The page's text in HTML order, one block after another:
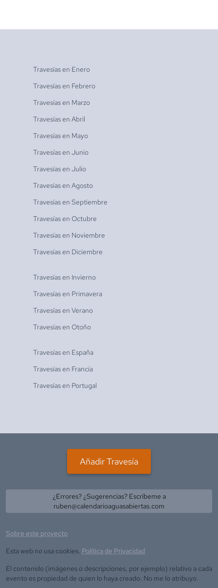
Travesías en Enero
Travesías en Febrero
Travesías en Marzo
Travesías en Abril
Travesías en Mayo
Travesías en Junio
Travesías en Julio
Travesías en Agosto
Travesías en Septiembre
Travesías en Octubre
Travesías en Noviembre
Travesías en Diciembre
Travesías en Invierno
Travesías en Primavera
Travesías en Verano
Travesías en Otoño
Travesías en España
Travesías en Francia
Travesías en Portugal
Añadir Travesía
¿Errores? ¿Sugerencias? Escríbeme a
ruben@calendarioaguasabiertas.com
Sobre este proyecto
Esta web no usa cookies. Política de Privacidad
El contenido (imágenes o descripciones, por ejemplo) relativo a cada
evento es propiedad de quien lo haya creado. No me lo atribuyo.